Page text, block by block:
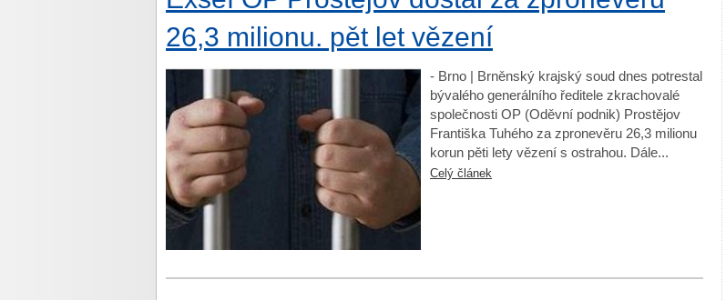
26,3 milionu. pět let vězení
- Brno | Brněnský krajský soud dnes potrestal
bývalého generálního ředitele zkrachovalé
společnosti OP (Oděvní podnik) Prostějov
Františka Tuhého za zpronevěru 26,3 milionu
korun pěti lety vězení s ostrahou. Dále...
Celý článek